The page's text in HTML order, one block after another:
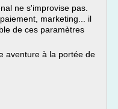
ne s'improvise pas.
marketing... il
de ces paramètres
aventure à la portée de